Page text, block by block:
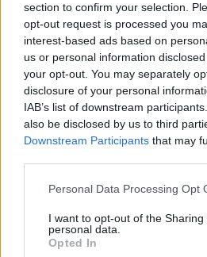
section to confirm your selection.
opt-out request is processed you
interest-based ads based on
us or personal information
your opt-out. You may separately
disclosure of your personal
IAB’s list of downstream
also be disclosed by us to third
Downstream Participants that may
Please note that this website/app
not limited to your visit or usage
grant or deny consent to Google
use your data for below specified
Personal Data Processing Opt
I want to opt-out of the Sharing
personal data.
Opted In
ÖRÖMHÍR: TÍZ ÉVE NEM
INFLÁCIÓ MAGYARORSZÁGON
Júliusban mindössze 1,2 százalékkal
összevetésben a fogyasztói árak,
már csökkent.